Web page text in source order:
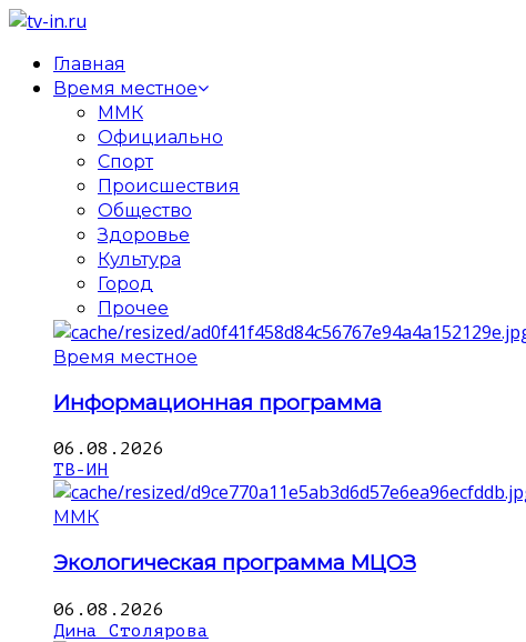
Главная
Время местное
ММК
Официально
Спорт
Происшествия
Общество
Здоровье
Культура
Город
Прочее
Время местное
Информационная программа
06.08.2026
ТВ-ИН
ММК
Экологическая программа МЦОЗ
06.08.2026
Дина Столярова